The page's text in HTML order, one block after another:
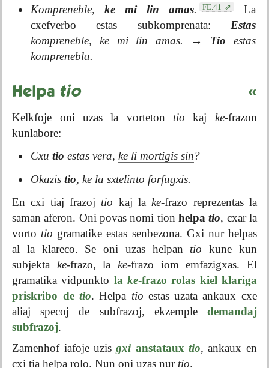
Kompreneble, ke mi lin amas. FE.41
La
cxefverbo estas subkomprenata: Estas
kompreneble, ke mi lin amas.
→ Tio estas
komprenebla.
Helpatio «
Kelkfoje oni uzas la vorteton tio kaj ke-frazon
kunlabore:
Cxu tio estas vera, ke li mortigis sin?
Okazis tio, ke la sxtelinto forfugxis.
En cxi tiaj frazoj tio kaj lake-frazo reprezentas la
saman aferon. Oni povas nomi tion helpatio, cxar la
vorto tio gramatike estas senbezona. Gxi nur helpas
al la klareco. Se oni uzas helpan tio kune kun
subjekta ke-frazo, lake-frazo iom emfazigxas. El
gramatika vidpunkto lake-frazo rolas kiel klariga
priskribo de tio. Helpa tio estas uzata ankaux cxe
aliaj specoj de subfrazoj, ekzemple demandaj
subfrazoj.
Zamenhof iafoje uzisgxianstatauxtio, ankaux en
cxi tia helpa rolo. Nun oni uzas nur tio.